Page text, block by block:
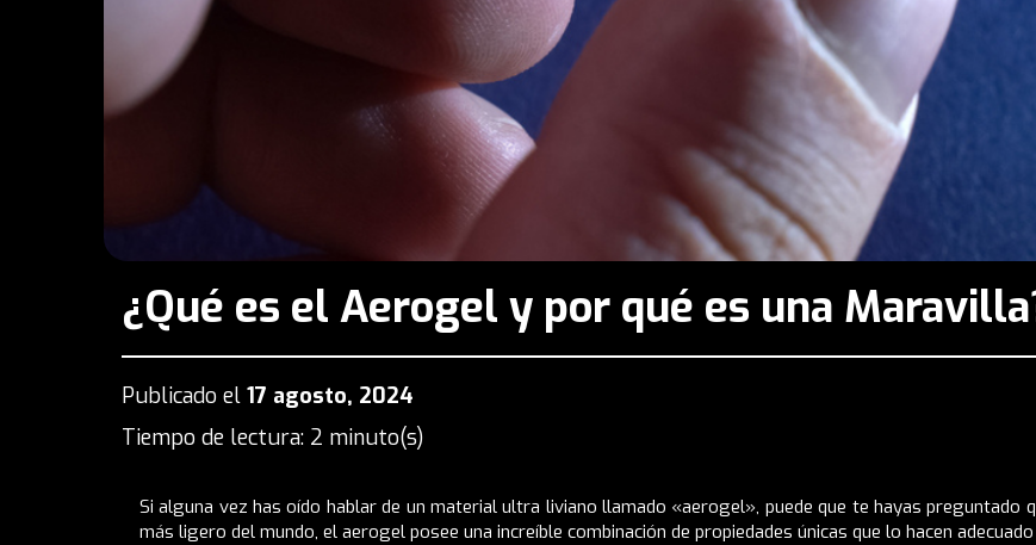
¿Qué es el Aerogel y por qué es una
Publicado el 17 agosto, 2024
Tiempo de lectura: 2 minuto(s)
Si alguna vez has oído hablar de un material ultra liviano llamado «aerogel», puede que te hayas preguntado
más ligero del mundo, el aerogel posee una increíble combinación de propiedades únicas que lo hacen